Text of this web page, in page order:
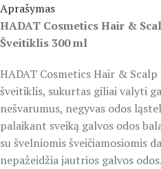
Aprašymas
HADAT Cosmetics Hair &
Šveitiklis 300 ml
HADAT Cosmetics Hair &
šveitiklis, sukurtas giliai valyti
nešvarumus, negyvas odos
palaikant sveiką galvos odos
su švelniomis šveičiamosiomis
nepažeidžia jautrios galvos